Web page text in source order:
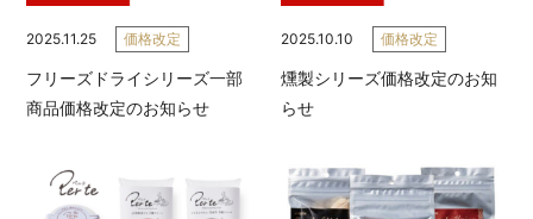
2025.11.25 価格改定
フリーズドライシリーズ一部
商品価格改定のお知らせ
2025.10.10 価格改定
燻製シリーズ価格改定のお知
らせ